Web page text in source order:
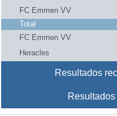
FC Emmen VV
Total
FC Emmen VV
Heracles
Resultados